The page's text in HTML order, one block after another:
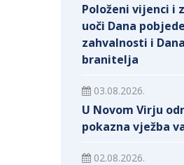
Položeni vijenci i
uoči Dana
zahvalnosti i
branitelja
03.08.2026.
U Novom Virju
pokazna vježba
02.08.2026.